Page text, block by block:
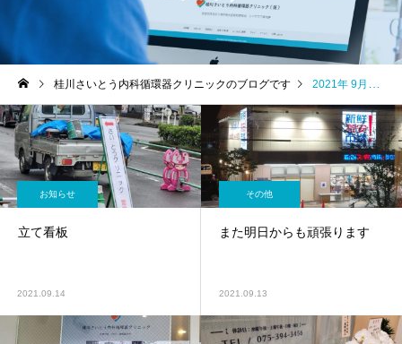
桂川さいとう内科循環器クリニックのブログです 2021年 9月の記事一覧
お知らせ
立て看板
2021.09.14
その他
また明日からも頑張ります
2021.09.13